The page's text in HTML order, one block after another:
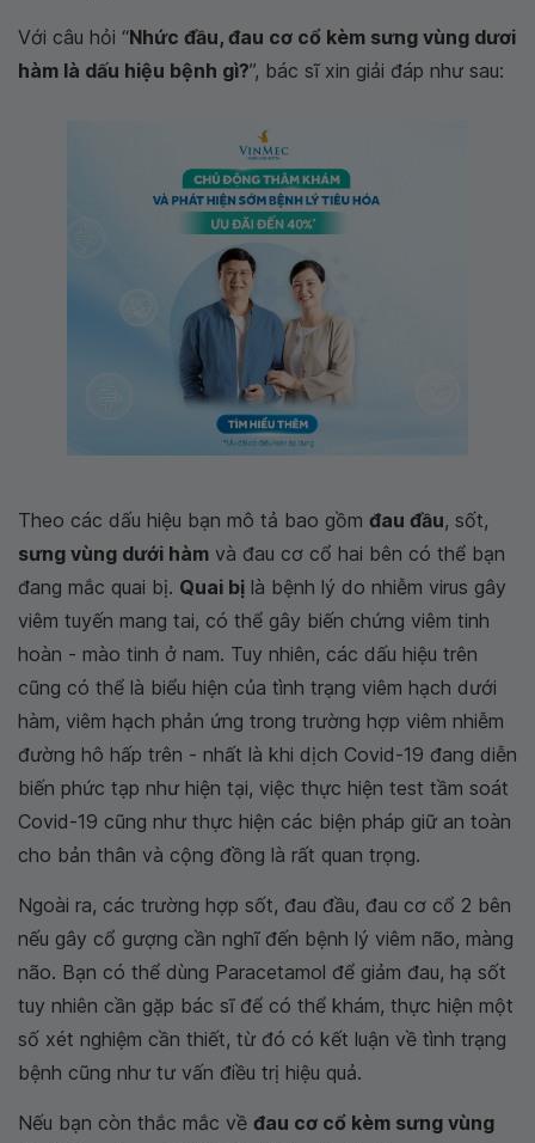
Với câu hỏi “Nhức đầu, đau cơ cổ kèm sưng vùng dươi
hàm là dấu hiệu bệnh gì?”, bác sĩ xin giải đáp như sau:
Theo các dấu hiệu bạn mô tả bao gồm đau đầu, sốt,
sưng vùng dưới hàm và đau cơ cổ hai bên có thể bạn
đang mắc quai bị. Quai bị là bệnh lý do nhiễm virus gây
viêm tuyến mang tai, có thể gây biến chứng viêm tinh
hoàn - mào tinh ở nam. Tuy nhiên, các dấu hiệu trên
cũng có thể là biểu hiện của tình trạng viêm hạch dưới
hàm, viêm hạch phản ứng trong trường hợp viêm nhiễm
đường hô hấp trên - nhất là khi dịch Covid-19 đang diễn
biến phức tạp như hiện tại, việc thực hiện test tầm soát
Covid-19 cũng như thực hiện các biện pháp giữ an toàn
cho bản thân và cộng đồng là rất quan trọng.
Ngoài ra, các trường hợp sốt, đau đầu, đau cơ cổ 2 bên
nếu gây cổ gượng cần nghĩ đến bệnh lý viêm não, màng
não. Bạn có thể dùng Paracetamol để giảm đau, hạ sốt
tuy nhiên cần gặp bác sĩ để có thể khám, thực hiện một
số xét nghiệm cần thiết, từ đó có kết luận về tình trạng
bệnh cũng như tư vấn điều trị hiệu quả.
Nếu bạn còn thắc mắc về đau cơ cổ kèm sưng vùng